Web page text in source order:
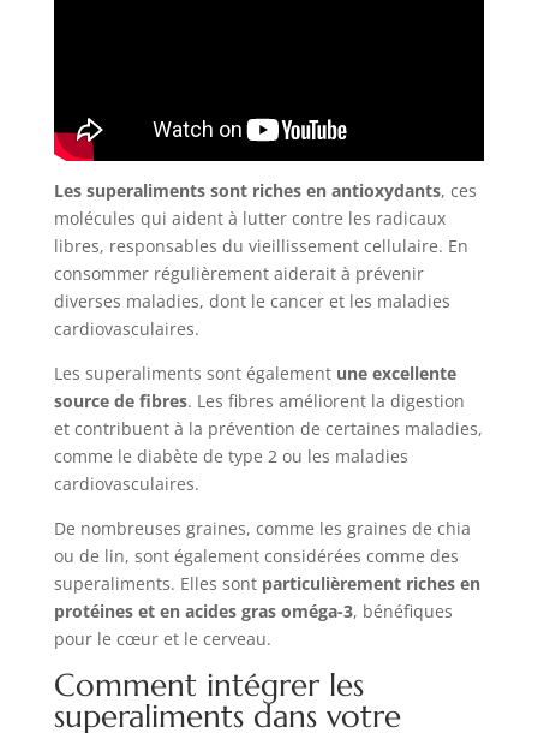
Les superaliments sont riches en antioxydants, ces
molécules qui aident à lutter contre les radicaux
libres, responsables du vieillissement cellulaire. En
consommer régulièrement aiderait à prévenir
diverses maladies, dont le cancer et les maladies
cardiovasculaires.
Les superaliments sont également une excellente
source de fibres. Les fibres améliorent la digestion
et contribuent à la prévention de certaines maladies,
comme le diabète de type 2 ou les maladies
cardiovasculaires.
De nombreuses graines, comme les graines de chia
ou de lin, sont également considérées comme des
superaliments. Elles sont particulièrement riches en
protéines et en acides gras oméga-3, bénéfiques
pour le cœur et le cerveau.
Comment intégrer les
superaliments dans votre